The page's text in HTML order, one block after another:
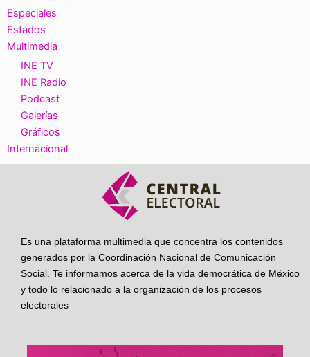
Especiales
Estados
Multimedia
INE TV
INE Radio
Podcast
Galerías
Gráficos
Internacional
Es una plataforma multimedia que concentra los contenidos
generados por la Coordinación Nacional de Comunicación
Social. Te informamos acerca de la vida democrática de México
y todo lo relacionado a la organización de los procesos
electorales